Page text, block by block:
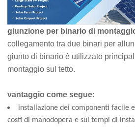
giunzione per binario di
collegamento tra due binari per
giunto di binario è utilizzato
montaggio sul tetto.
vantaggio come segue:
installazione dei componenti facile
costi di manodopera e sui tempi di